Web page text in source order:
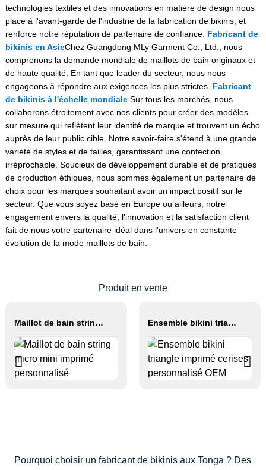
technologies textiles et des innovations en matière de design nous
place à l'avant-garde de l'industrie de la fabrication de bikinis, et
renforce notre réputation de partenaire de confiance. Fabricant de
bikinis en AsieChez Guangdong MLy Garment Co., Ltd., nous
comprenons la demande mondiale de maillots de bain originaux et
de haute qualité. En tant que leader du secteur, nous nous
engageons à répondre aux exigences les plus strictes. Fabricant
de bikinis à l'échelle mondialeSur tous les marchés, nous
collaborons étroitement avec nos clients pour créer des modèles
sur mesure qui reflètent leur identité de marque et trouvent un écho
auprès de leur public cible. Notre savoir-faire s'étend à une grande
variété de styles et de tailles, garantissant une confection
irréprochable. Soucieux de développement durable et de pratiques
de production éthiques, nous sommes également un partenaire de
choix pour les marques souhaitant avoir un impact positif sur le
secteur. Que vous soyez basé en Europe ou ailleurs, notre
engagement envers la qualité, l'innovation et la satisfaction client
fait de nous votre partenaire idéal dans l'univers en constante
évolution de la mode maillots de bain.
Produit en vente
Maillot de bain string micro mini imprimé personnalisé Ensemble bikini triangle imprimé cerises personnalisé OEM
Pourquoi choisir un fabricant de bikinis aux Tonga ? Des